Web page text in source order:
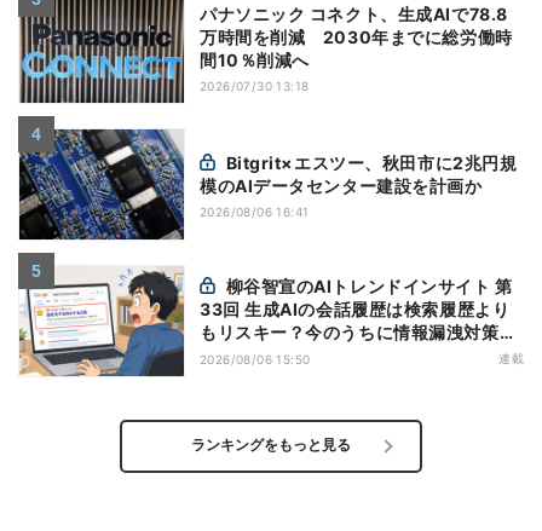
パナソニック コネクト、生成AIで78.8
万時間を削減 2030年までに総労働時
間10％削減へ
2026/07/30 13:18
模のAIデータセンター建設を計画か
2026/08/06 16:41
33回 生成AIの会話履歴は検索履歴より
もリスキー？今のうちに情報漏洩対策を
万全にしておこう
2026/08/06 15:50 連載
ランキングをもっと見る